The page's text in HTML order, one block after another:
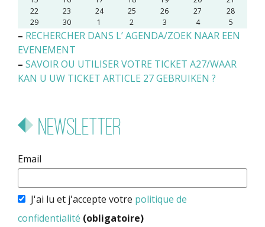
22
23 24 25 26 27
28
29
30 1 2 3 4 5
– RECHERCHER DANS L’ AGENDA/ZOEK NAAR EEN
EVENEMENT
– SAVOIR OU UTILISER VOTRE TICKET A27/WAAR
KAN U UW TICKET ARTICLE 27 GEBRUIKEN ?
Newsletter
Email
J'ai lu et j'accepte votre politique de
confidentialité (obligatoire)